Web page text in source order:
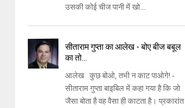
उसकी कोई चीज पानी में खो...
सीताराम गुप्ता का आलेख - बोए बीज बबूल
का तो...
आलेख कुछ बोओ, तभी न काट पाओगे! -
सीताराम गुप्ता बाइबिल में कहा गया है कि जो
जैसा बोता है वह वैसा ही काटता है। प्रकारांत